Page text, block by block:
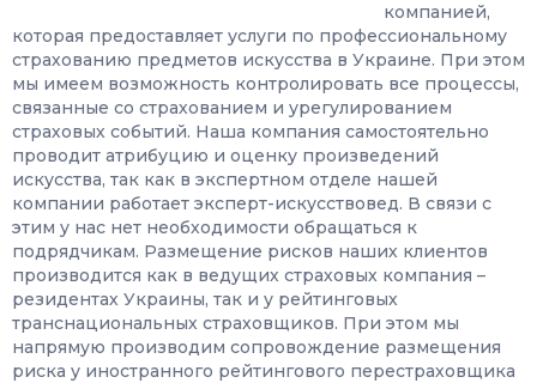
компанией,
которая предоставляет услуги по профессиональному
страхованию предметов искусства в Украине. При этом
мы имеем возможность контролировать все процессы,
связанные со страхованием и урегулированием
страховых событий. Наша компания самостоятельно
проводит атрибуцию и оценку произведений
искусства, так как в экспертном отделе нашей
компании работает эксперт-искусствовед. В связи с
этим у нас нет необходимости обращаться к
подрядчикам. Размещение рисков наших клиентов
производится как в ведущих страховых компания –
резидентах Украины, так и у рейтинговых
транснациональных страховщиков. При этом мы
напрямую производим сопровождение размещения
риска у иностранного рейтингового перестраховщика